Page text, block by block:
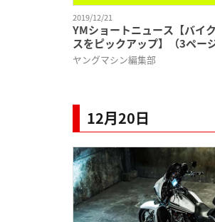
2019/12/21
YMショートニュース【バイ
スをピックアップ】（3ページ
ヤングマシン編集部
12月20日